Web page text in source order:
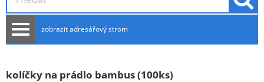
zobrazit adresářový strom
NOVINKY
kolíčky na prádlo bambus (100ks)